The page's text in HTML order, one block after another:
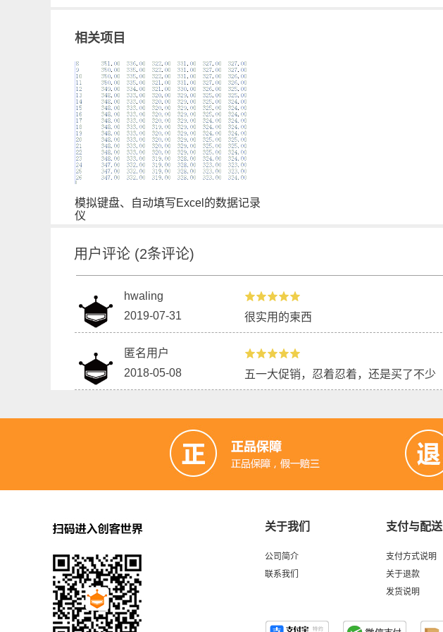
相关项目
模拟键盘、自动填写Excel的数据记录
仪
用户评论 (2条评论)
hwaling
2019-07-31
很实用的柬西
匿名用户
2018-05-08
五一大促销，忍着忍着，还是买了不少
关于我们
公司简介
联系我们
支付与配送
支付方式说明
关于退款
发货说明